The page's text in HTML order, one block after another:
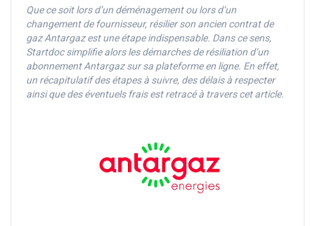
Que ce soit lors d’un déménagement ou lors d’un
changement de fournisseur, résilier son ancien contrat de
gaz Antargaz est une étape indispensable. Dans ce sens,
Startdoc simplifie alors les démarches de résiliation d’un
abonnement Antargaz sur sa plateforme en ligne. En effet,
un récapitulatif des étapes à suivre, des délais à respecter
ainsi que des éventuels frais est retracé à travers cet article.